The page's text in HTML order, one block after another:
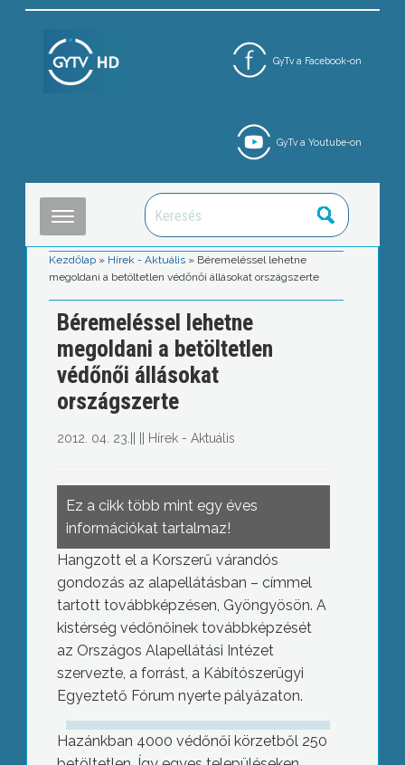
GyTv a Facebook-on
GyTv a Youtube-on
Kezdőlap » Hírek - Aktuális » Béremeléssel lehetne
megoldani a betöltetlen védőnői állásokat országszerte
Béremeléssel lehetne
megoldani a betöltetlen
védőnői állásokat
országszerte
2012. 04. 23. Hírek - Aktuális
Ez a cikk több mint egy éves
információkat tartalmaz!
Hangzott el a Korszerű várandós
gondozás az alapellátásban – címmel
tartott továbbképzésen, Gyöngyösön. A
kistérség védőnőinek továbbképzését
az Országos Alapellátási Intézet
szervezte, a forrást, a Kábítószerügyi
Egyeztető Fórum nyerte pályázaton.
Hazánkban 4000 védőnői körzetből 250